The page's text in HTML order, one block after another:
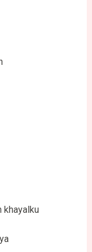
khayalku